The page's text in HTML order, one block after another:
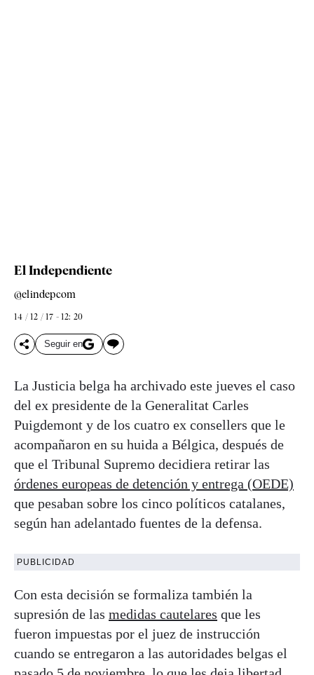
El Independiente
@elindepcom
14 / 12 / 17 - 12: 20
Seguir en
La Justicia belga ha archivado este jueves el caso
del ex presidente de la Generalitat Carles
Puigdemont y de los cuatro ex consellers que le
acompañaron en su huida a Bélgica, después de
que el Tribunal Supremo decidiera retirar las
órdenes europeas de detención y entrega (OEDE)
que pesaban sobre los cinco políticos catalanes,
según han adelantado fuentes de la defensa.
PUBLICIDAD
Con esta decisión se formaliza también la
supresión de las medidas cautelares que les
fueron impuestas por el juez de instrucción
cuando se entregaron a las autoridades belgas el